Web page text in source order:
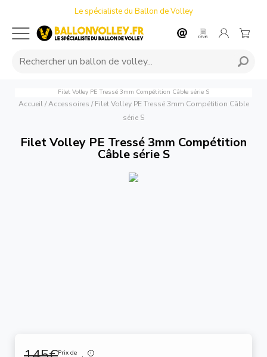
Le spécialiste du Ballon de Volley
Filet Volley PE Tressé 3mm Compétition Câble série S
Accueil/ Accessoires / Filet Volley PE Tressé 3mm Compétition Câble
série S
Filet Volley PE Tressé 3mm Compétition
Câble série S
Prix de